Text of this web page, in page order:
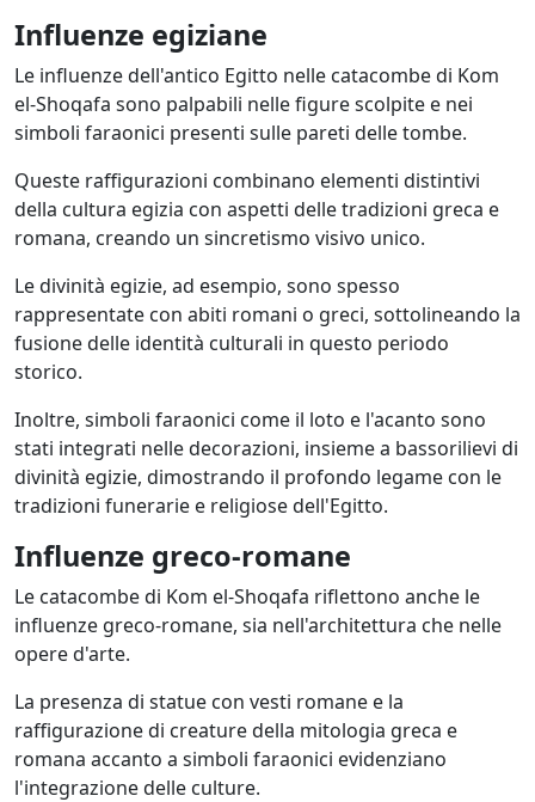
Influenze egiziane
Le influenze dell'antico Egitto nelle catacombe di Kom
el-Shoqafa sono palpabili nelle figure scolpite e nei
simboli faraonici presenti sulle pareti delle tombe.
Queste raffigurazioni combinano elementi distintivi
della cultura egizia con aspetti delle tradizioni greca e
romana, creando un sincretismo visivo unico.
Le divinità egizie, ad esempio, sono spesso
rappresentate con abiti romani o greci, sottolineando la
fusione delle identità culturali in questo periodo
storico.
Inoltre, simboli faraonici come il loto e l'acanto sono
stati integrati nelle decorazioni, insieme a bassorilievi di
divinità egizie, dimostrando il profondo legame con le
tradizioni funerarie e religiose dell'Egitto.
Influenze greco-romane
Le catacombe di Kom el-Shoqafa riflettono anche le
influenze greco-romane, sia nell'architettura che nelle
opere d'arte.
La presenza di statue con vesti romane e la
raffigurazione di creature della mitologia greca e
romana accanto a simboli faraonici evidenziano
l'integrazione delle culture.